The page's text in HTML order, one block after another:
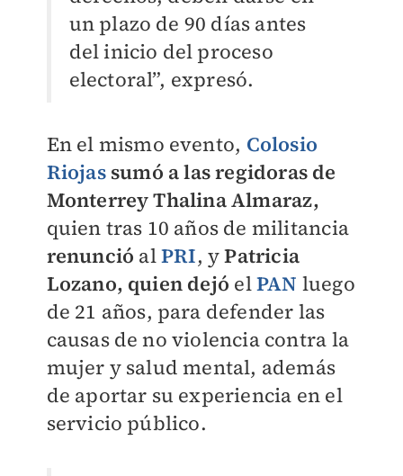
un plazo de 90 días antes
del inicio del proceso
electoral”, expresó.
En el mismo evento, Colosio
Riojas sumó a las regidoras de
Monterrey Thalina Almaraz,
quien tras 10 años de militancia
renunció alPRI, yPatricia
Lozano, quien dejó elPAN luego
de 21 años, para defender las
causas de no violencia contra la
mujer y salud mental, además
de aportar su experiencia en el
servicio público.